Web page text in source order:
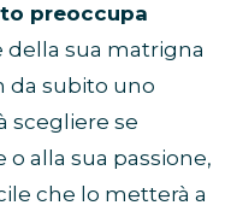
preoccupa
della sua matrigna
da subito uno
scegliere se
alla sua passione,
che lo metterà a